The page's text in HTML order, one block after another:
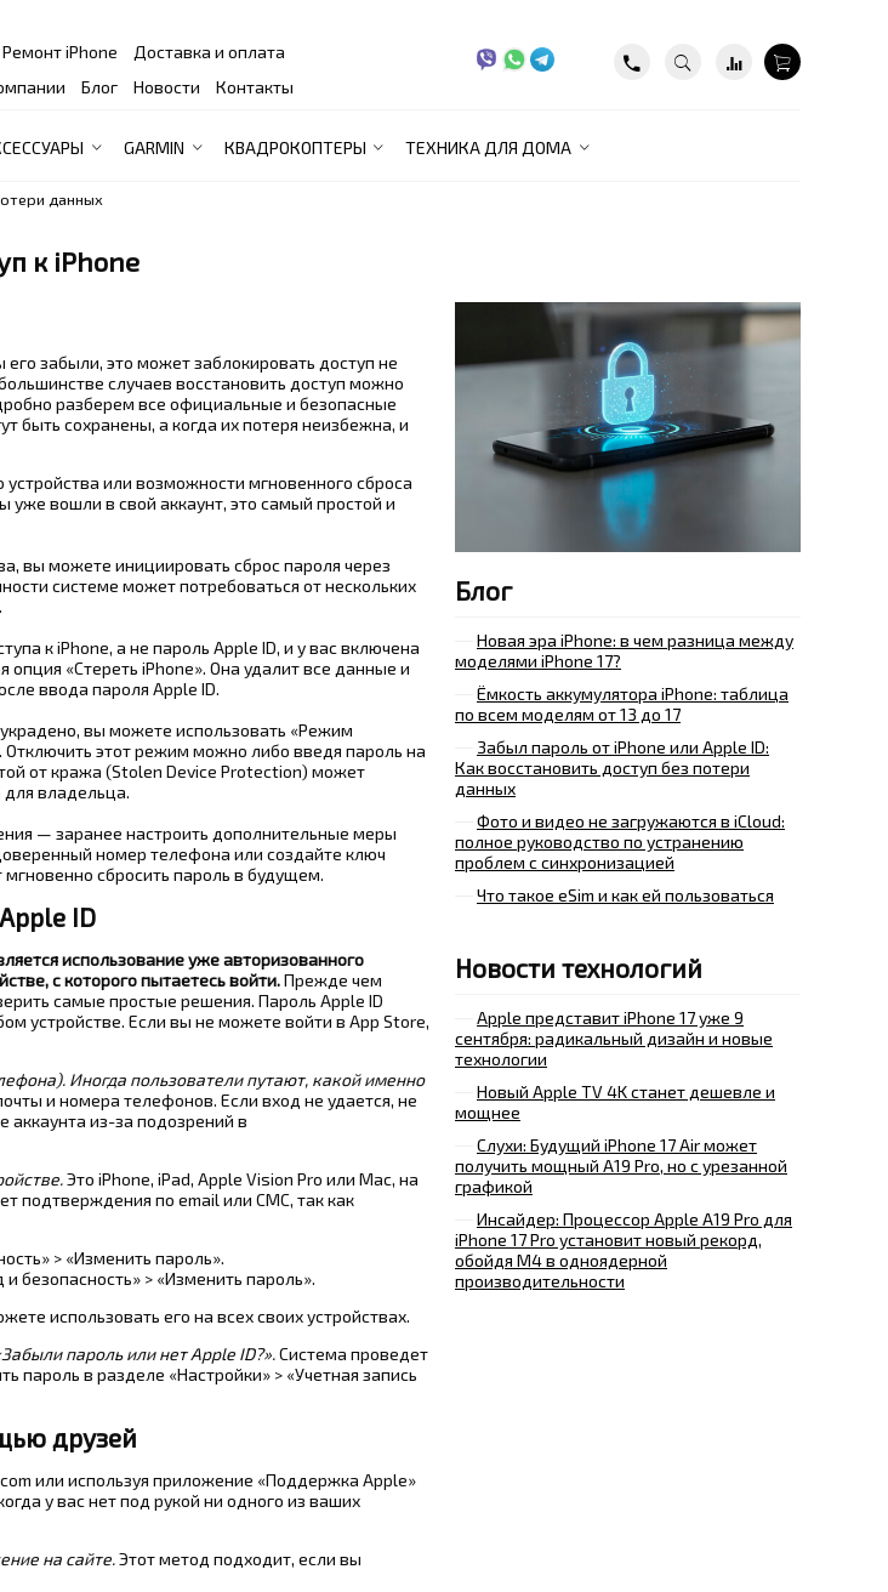
Ремонт iPhone
Доставка и оплата
Блог Новости Контакты
GARMIN КВАДРОКОПТЕРЫ ТЕХНИКА ДЛЯ ДОМА
данных
к iPhone
забыли, это может заблокировать доступ не
случаев восстановить доступ можно
разберем все официальные и безопасные
быть сохранены, а когда их потеря неизбежна, и
или возможности мгновенного сброса
уже вошли в свой аккаунт, это самый простой и
вы можете инициировать сброс пароля через
системе может потребоваться от нескольких
к iPhone, а не пароль Apple ID, и у вас включена
опция «Стереть iPhone». Она удалит все данные и
ввода пароля Apple ID.
вы можете использовать «Режим
Отключить этот режим можно либо введя пароль на
от кража (Stolen Device Protection) может
для владельца.
— заранее настроить дополнительные меры
номер телефона или создайте ключ
сбросить пароль в будущем.
ID
использование уже авторизованного
с которого пытаетесь войти.Прежде чем
самые простые решения. Пароль Apple ID
устройстве. Если вы не можете войти в App Store,
Иногда пользователи путают, какой именно
и номера телефонов. Если вход не удается, не
из-за подозрений в
Это iPhone, iPad, Apple Vision Pro или Mac, на
подтверждения по email или СМС, так как
> «Изменить пароль».
безопасность» > «Изменить пароль».
использовать его на всех своих устройствах.
пароль или нет Apple ID?».Система проведет
пароль в разделе «Настройки» > «Учетная запись
друзей
или используя приложение «Поддержка Apple»
у вас нет под рукой ни одного из ваших
на сайте.Этот метод подходит, если вы
Блог
Новая эра iPhone: в чем разница между
моделями iPhone 17?
Ёмкость аккумулятора iPhone: таблица
по всем моделям от 13 до 17
Забыл пароль от iPhone или Apple ID:
Как восстановить доступ без потери
данных
Фото и видео не загружаются в iCloud:
полное руководство по устранению
проблем с синхронизацией
Что такое eSim и как ей пользоваться
Новости технологий
Apple представит iPhone 17 уже 9
сентября: радикальный дизайн и новые
технологии
Новый Apple TV 4K станет дешевле и
мощнее
Слухи: Будущий iPhone 17 Air может
получить мощный A19 Pro, но с урезанной
графикой
Инсайдер: Процессор Apple A19 Pro для
iPhone 17 Pro установит новый рекорд,
обойдя M4 в одноядерной
производительности